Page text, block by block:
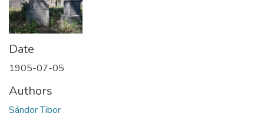
Date
1905-07-05
Authors
Sándor Tibor